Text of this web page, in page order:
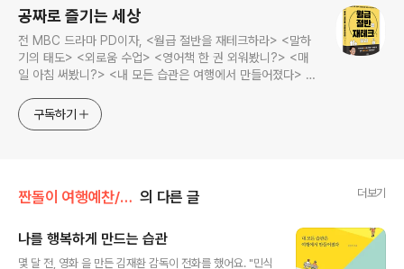
공짜로 즐기는 세상
전 MBC 드라마 PD이자, <월급 절반을 재테크하라> <말하
기의 태도> <외로움 수업> <영어책 한 권 외워봤니?> <매
일 아침 써봤니?> <내 모든 습관은 여행에서 만들어졌다> <
로그입니다.
구독하기
짠돌이 여행예찬/내 모든 습관은 여행에서 만들어졌다 의 다른 글 더보기
나를 행복하게 만드는 습관
몇 달 전, 영화 을 만든 김재환 감독이 전화를 했어요. "민식